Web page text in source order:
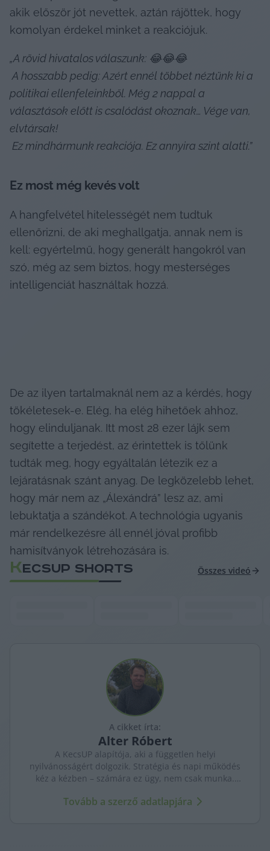
akik először jót nevettek, aztán rájöttek, hogy
komolyan érdekel minket a reakciójuk.
„A rövid hivatalos válaszunk: 😂😂😂
A hosszabb pedig: Azért ennél többet néztünk ki a
politikai ellenfeleinkből. Még 2 nappal a
választások előtt is csalódást okoznak… Vége van,
elvtársak!
Ez mindhármunk reakciója. Ez annyira szint alatti.”
Ez most még kevés volt
A hangfelvétel hitelességét nem tudtuk
ellenőrizni, de aki meghallgatja, annak nem is
kell: egyértelmű, hogy generált hangokról van
szó, még az sem biztos, hogy mesterséges
intelligenciát használtak hozzá.
De az ilyen tartalmaknál nem az a kérdés, hogy
tökéletesek-e. Elég, ha elég hihetőek ahhoz,
hogy elinduljanak. Itt most 28 ezer lájk sem
segítette a terjedést, az érintettek is tőlünk
tudták meg, hogy egyáltalán létezik ez a
lejáratásnak szánt anyag. De legközelebb lehet,
hogy már nem az „Álexándrá” lesz az, ami
lebuktatja a szándékot. A technológia ugyanis
már rendelkezésre áll ennél jóval profibb
hamisítványok létrehozására is.
KECSUP SHORTS Összes videó
A cikket írta:
Alter Róbert
A KecsUP alapítója, aki a független helyi
nyilvánosságért dolgozik. Stratégia és napi működés
kéz a kézben – számára ez ügy, nem csak munka.
erős helyi média.
Tovább a szerző adatlapjára